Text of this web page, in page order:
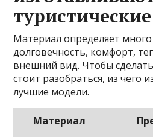
Материал определяет
долговечность, комфорт,
внешний вид. Чтобы
стоит разобраться, из чего
лучшие модели.
Материал